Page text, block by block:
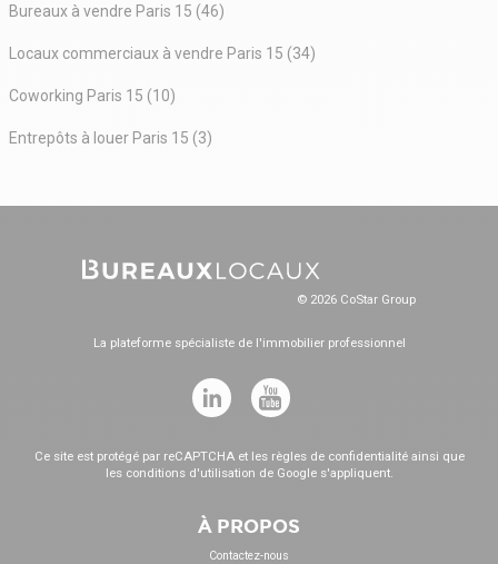
Bureaux à vendre Paris 15 (46)
Locaux commerciaux à vendre Paris 15 (34)
Coworking Paris 15 (10)
Entrepôts à louer Paris 15 (3)
© 2026 CoStar Group
La plateforme spécialiste de l'immobilier professionnel
Ce site est protégé par reCAPTCHA et les règles de confidentialitéainsi que
les conditions d'utilisation de Google s'appliquent.
À PROPOS
Contactez-nous